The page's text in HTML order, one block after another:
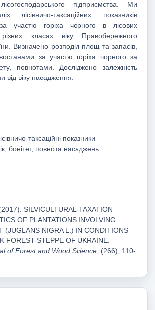
підприємства. Ми
лісівничо-таксаційних показників
за участю горіха чорного в лісових
класах віку Правобережного
Визначено розподіл площ та запасів,
за участю горіха чорного за
повнотами. Досліджено залежність
від віку насадження.
таксаційні показники
бонітет, повнота насаджень
SILVICULTURAL-TAXATION
OF PLANTATIONS INVOLVING
(JUGLANS NIGRA L.) IN CONDITIONS
FOREST-STEPPE OF UKRAINE.
of Forest and Wood Science , (266), 110-